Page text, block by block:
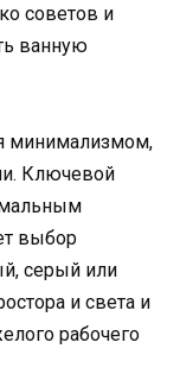
советов и
ванную
минимализмом,
Ключевой
выбор
серый или
и света и
рабочего